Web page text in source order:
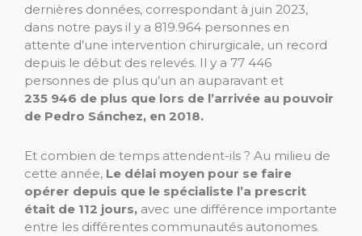
dernières données, correspondant à juin 2023,
dans notre pays il y a 819.964 personnes en
attente d’une intervention chirurgicale, un record
depuis le début des relevés. Il y a 77 446
personnes de plus qu’un an auparavant et
235 946 de plus que lors de l’arrivée au pouvoir
de Pedro Sánchez, en 2018.
Et combien de temps attendent-ils ? Au milieu de
cette année, Le délai moyen pour se faire
opérer depuis que le spécialiste l’a prescrit
était de 112 jours, avec une différence importante
entre les différentes communautés autonomes.